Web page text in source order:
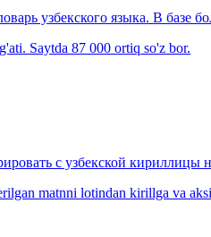
узбекского языка. В базе
Saytda 87 000 ortiq so'z bor.
с узбекской кириллицы
matnni lotindan kirillga va